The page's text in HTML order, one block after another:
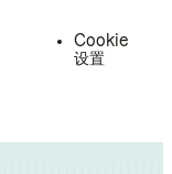
Cookie
设置